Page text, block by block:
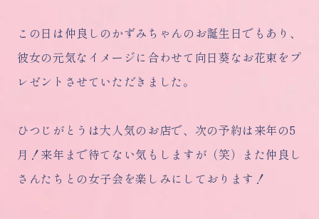
この日は仲良しのかずみちゃんのお誕生日でもあり、
彼女の元気なイメージに合わせて向日葵なお花束をプ
レゼントさせていただきました。
ひつじがとうは大人気のお店で、次の予約は来年の5
月！来年まで待てない気もしますが（笑）また仲良し
さんたちとの女子会を楽しみにしております！